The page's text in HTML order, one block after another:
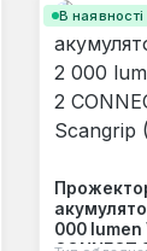
В наявності
000 lumen